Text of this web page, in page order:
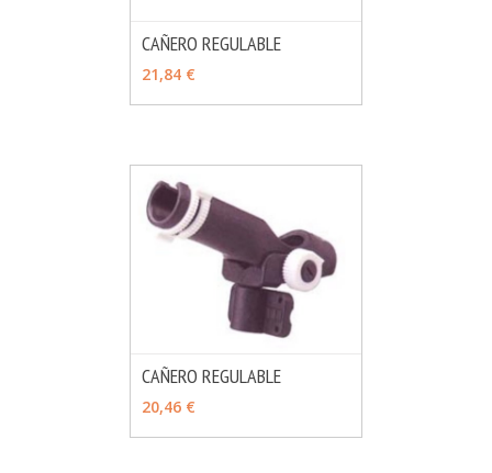
CAÑERO REGULABLE
21,84 €
CAÑERO REGULABLE
20,46 €